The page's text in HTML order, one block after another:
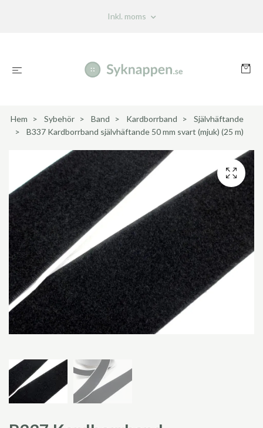
Inkl. moms
Hem Sybehör Band Kardborrband
Självhäftande
B337 Kardborrband självhäftande 50 mm svart (mjuk) (25 m)